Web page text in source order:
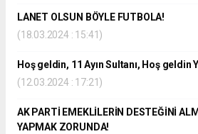
LANET OLSUN BÖYLE FUTBOLA!
(18.03.2024 : 15:41)
Hoş geldin, 11 Ayın Sultanı, Hoş geldin
(12.03.2024 : 17:21)
AK PARTİ EMEKLİLERİN DESTEĞİNİ
YAPMAK ZORUNDA!